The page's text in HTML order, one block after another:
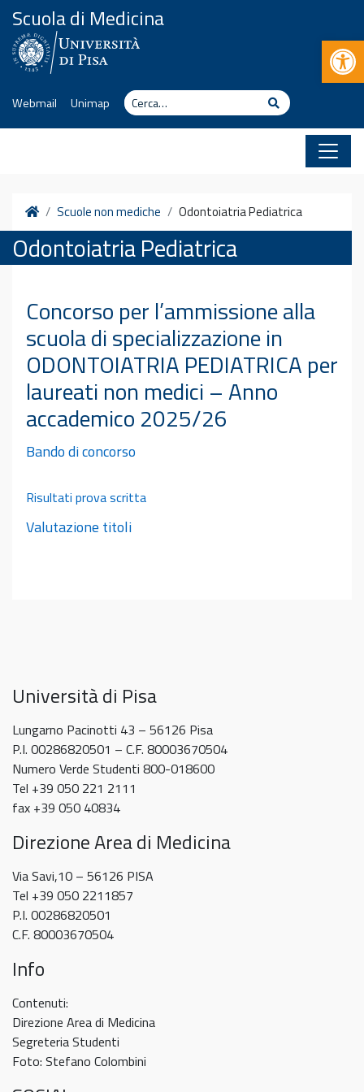
Vai al contenuto
Scuola di Medicina
Webmail Unimap Cerca Cerca
HomeScuole non mediche Odontoiatria Pediatrica
Odontoiatria Pediatrica
Concorso per l’ammissione alla
scuola di specializzazione in
ODONTOIATRIA PEDIATRICA per
laureati non medici – Anno
accademico 2025/26
Bando di concorso
Risultati prova scritta
Valutazione titoli
Università di Pisa
Lungarno Pacinotti 43 – 56126 Pisa
P.I. 00286820501 – C.F. 80003670504
Numero Verde Studenti 800-018600
Tel +39 050 221 2111
fax +39 050 40834
Direzione Area di Medicina
Via Savi,10 – 56126 PISA
Tel +39 050 2211857
P.I. 00286820501
C.F. 80003670504
Info
Contenuti:
Direzione Area di Medicina
Segreteria Studenti
Foto: Stefano Colombini